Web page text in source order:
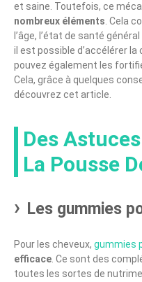
et saine. Toutefois, ce
nombreux éléments. Cela
l’âge, l’état de santé
il est possible d’accélérer
pouvez également les
Cela, grâce à quelques
découvrez cet article.
Des
La Pousse
Les gummies
Pour les cheveux, gummies
efficace. Ce sont des
toutes les sortes de